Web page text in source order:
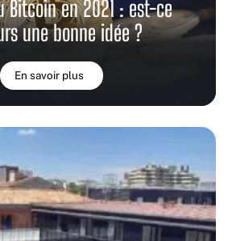
Bitcoin en 2021 : est-ce
une bonne idée ?
En savoir plus